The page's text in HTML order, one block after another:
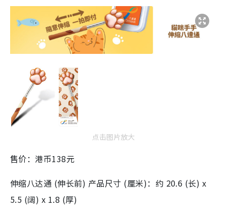
点击图片放大
售价：港币138元
伸缩八达通 (伸长前) 产品尺寸 (厘米)：约 20.6 (长) x
5.5 (阔) x 1.8 (厚)